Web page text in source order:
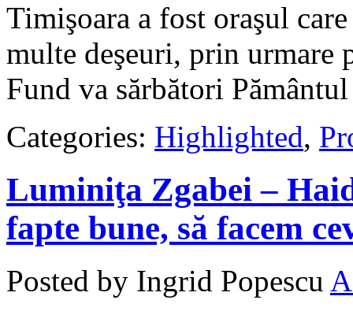
Timişoara a fost oraşul
multe deşeuri, prin urmare
Fund va sărbători
Categories: Highlighted,
Luminiţa Zgabei –
fapte bune, să facem
Posted by Ingrid Popescu